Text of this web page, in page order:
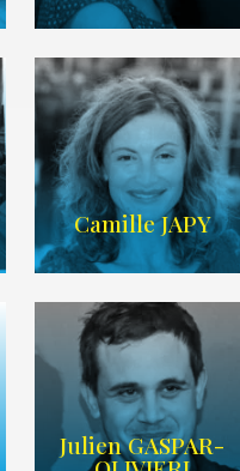
WIKIPEDIA /
AGENCE TIME
ART
Camille JAPY
Wikipedia
Julien GASPAR-